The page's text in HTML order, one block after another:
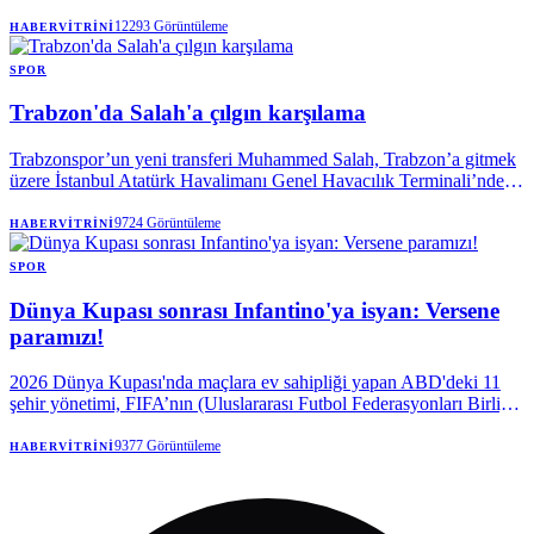
HABERVITRINI12293 Görüntüleme
SPOR
Trabzon'da Salah'a çılgın karşılama
Trabzonspor’un yeni transferi Muhammed Salah, Trabzon’a gitmek
üzere İstanbul Atatürk Havalimanı Genel Havacılık Terminali’nden
HABERVITRINI9724 Görüntüleme
SPOR
Dünya Kupası sonrası Infantino'ya isyan: Versene
paramızı!
2026 Dünya Kupası'nda maçlara ev sahipliği yapan ABD'deki 11
şehir yönetimi, FIFA’nın (Uluslararası Futbol Federasyonları Birliği)
HABERVITRINI9377 Görüntüleme